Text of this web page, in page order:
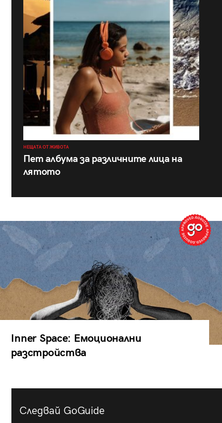
НЕЩАТА ОТ ЖИВОТА
Пет албума за различните лица на
лятото
Inner Space: Емоционални
разстройства
Следвай GoGuide